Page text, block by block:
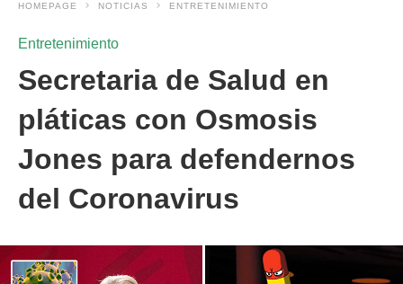
HOMEPAGE NOTICIAS ENTRETENIMIENTO
Entretenimiento
Secretaria de Salud en
pláticas con Osmosis
Jones para defendernos
del Coronavirus